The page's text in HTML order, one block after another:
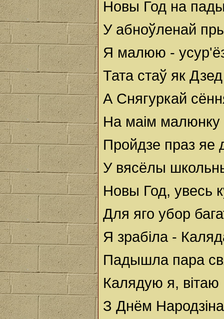
Новы Год на
У абноўленай
Я малюю -
Тата стаў як
А Снягуркай
На маім
Пройдзе праз яе
У вясёлы
Новы Год, увесь
Для яго убор
Я зрабіла -
Падышла пара
Калядую я, вітаю
З Днём